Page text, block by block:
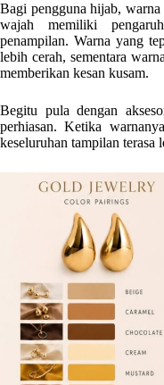
Bagi pengguna hijab,
wajah memiliki
penampilan. Warna yang
lebih cerah, sementara
memberikan kesan kusam.
Begitu pula dengan
perhiasan. Ketika
keseluruhan tampilan terasa